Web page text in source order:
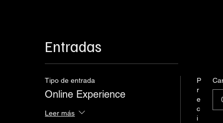
Entradas
Tipo de entrada
Online Experience
Leer más
P
r
e
c
i